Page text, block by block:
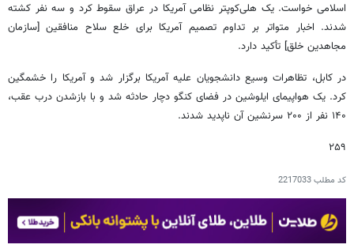
اسلامی خواست. یک هلی‌کوپتر نظامی آمریکا در عراق سقوط‌ کرد و سه نفر کشته
شدند. اخبار متواتر بر تداوم تصمیم آمریکا برای خلع سلاح منافقین [سازمان
مجاهدین خلق] تأکید دارد.
در کابل، تظاهرات وسیع دانشجویان علیه‌ آمریکا برگزار شد و آمریکا را خشمگین‌
کرد. یک هواپیمای ایلوشین در فضای‌ کنگو دچار حادثه شد و با بازشدن درب عقب،
۱۴۰ نفر از ۲۰۰ سرنشین آن ناپدید شدند.
۲۵۹
کد مطلب2217033